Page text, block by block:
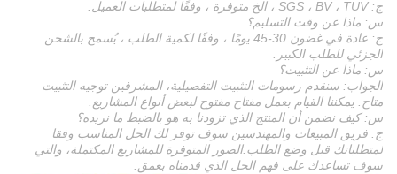
ج: SGS ، BV ، TUV ، الخ متوفرة ، وفقًا لمتطلبات العميل.
س: ماذا عن وقت التسليم؟
ج: عادة في غضون 30-45 يومًا ، وفقًا لكمية الطلب ، يُسمح بالشحن
الجزئي للطلب الكبير.
س: ماذا عن التثبيت؟
الجواب: سنقدم رسومات التثبيت التفصيلية، المشرفين توجيه التثبيت
متاح. يمكننا القيام بعمل مفتاح مفتوح لبعض أنواع المشاريع.
س: كيف نضمن أن المنتج الذي تزودنا به هو بالضبط ما نريده؟
ج: فريق المبيعات والمهندسين سوف توفر لك الحل المناسب وفقا
لمتطلباتك قبل وضع الطلب.الصور المتوفرة للمشاريع المكتملة، والتي
سوف تساعدك على فهم الحل الذي قدمناه بعمق.